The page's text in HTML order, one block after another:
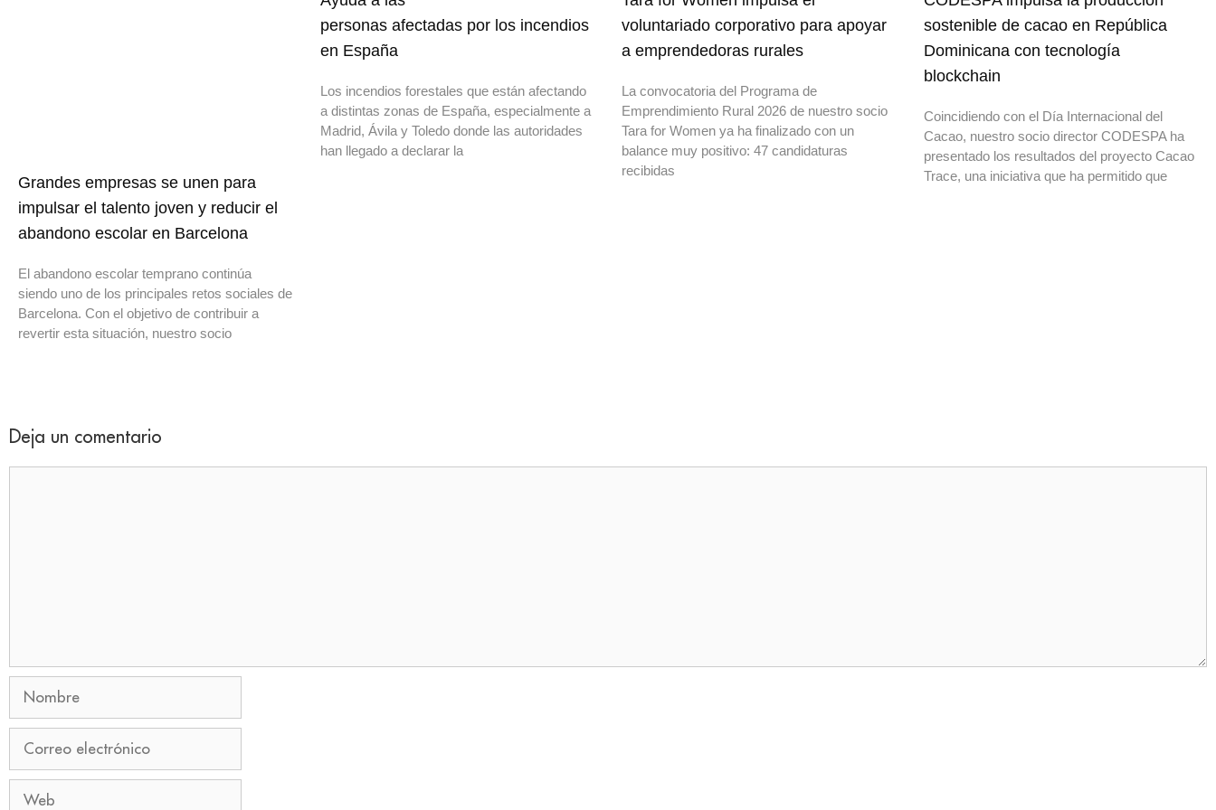
Grandes empresas se unen para
impulsar el talento joven y reducir el
abandono escolar en Barcelona
El abandono escolar temprano continúa
siendo uno de los principales retos sociales de
Barcelona. Con el objetivo de contribuir a
revertir esta situación, nuestro socio
personas afectadas por los incendios
en España
Los incendios forestales que están afectando
a distintas zonas de España, especialmente a
Madrid, Ávila y Toledo donde las autoridades
han llegado a declarar la
voluntariado corporativo para apoyar
a emprendedoras rurales
La convocatoria del Programa de
Emprendimiento Rural 2026 de nuestro socio
Tara for Women ya ha finalizado con un
balance muy positivo: 47 candidaturas
recibidas
sostenible de cacao en República
Dominicana con tecnología
blockchain
Coincidiendo con el Día Internacional del
Cacao, nuestro socio director CODESPA ha
presentado los resultados del proyecto Cacao
Trace, una iniciativa que ha permitido que
Deja un comentario